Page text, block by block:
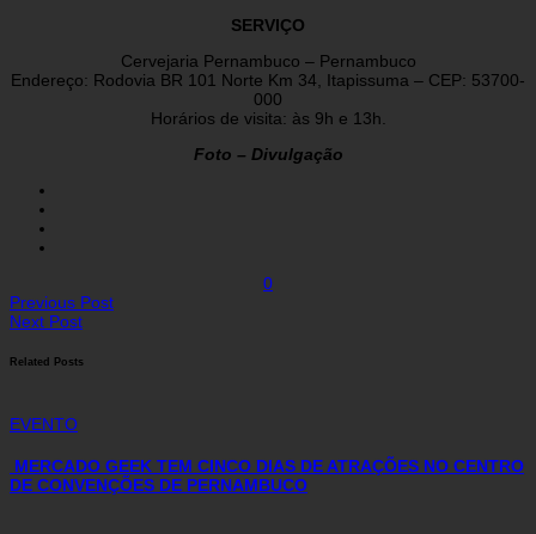
SERVIÇO
Cervejaria Pernambuco – Pernambuco
Endereço: Rodovia BR 101 Norte Km 34, Itapissuma – CEP: 53700-
000
Horários de visita: às 9h e 13h.
Foto – Divulgação
0
Previous Post
Next Post
Related Posts
EVENTO
MERCADO GEEK TEM CINCO DIAS DE ATRAÇÕES NO CENTRO
DE CONVENÇÕES DE PERNAMBUCO